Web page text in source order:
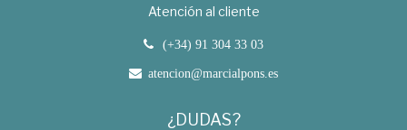
Atención al cliente
(+34) 91 304 33 03
atencion@marcialpons.es
¿DUDAS?